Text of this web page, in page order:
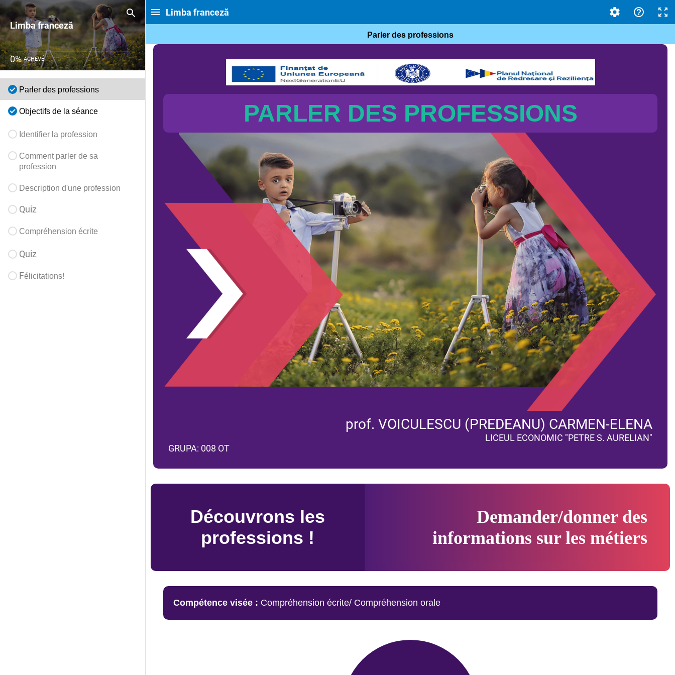
Limba franceză
0%ACHEVÉ
Parler des professions
Objectifs de la séance
Identifier la profession
Comment parler de sa
profession
Description d'une profession
Quiz
Compréhension écrite
Quiz
Félicitations!
Limba franceză
Parler des professions
PARLER DES PROFESSIONS
prof. VOICULESCU (PREDEANU) CARMEN-ELENA
LICEUL ECONOMIC "PETRE S. AURELIAN"
GRUPA: 008 OT
Découvrons les
professions !
Demander/donner des
informations sur les métiers
Compétence visée : Compréhension écrite/ Compréhension orale